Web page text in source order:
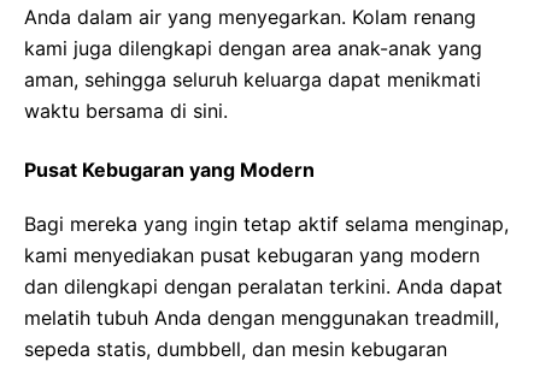
Anda dalam air yang menyegarkan. Kolam renang
kami juga dilengkapi dengan area anak-anak yang
aman, sehingga seluruh keluarga dapat menikmati
waktu bersama di sini.
Pusat Kebugaran yang Modern
Bagi mereka yang ingin tetap aktif selama menginap,
kami menyediakan pusat kebugaran yang modern
dan dilengkapi dengan peralatan terkini. Anda dapat
melatih tubuh Anda dengan menggunakan treadmill,
sepeda statis, dumbbell, dan mesin kebugaran